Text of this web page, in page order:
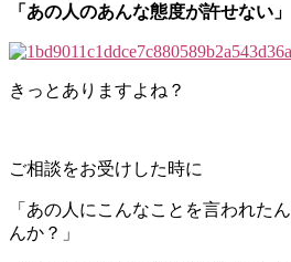
「あの人のあんな態度が許せない」
きっとありますよね？
ご相談をお受けした時に
「あの人にこんなことを言われた
んか？」